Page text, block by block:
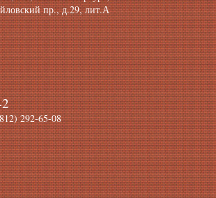
292-65-08
пр., д.29, лит.А